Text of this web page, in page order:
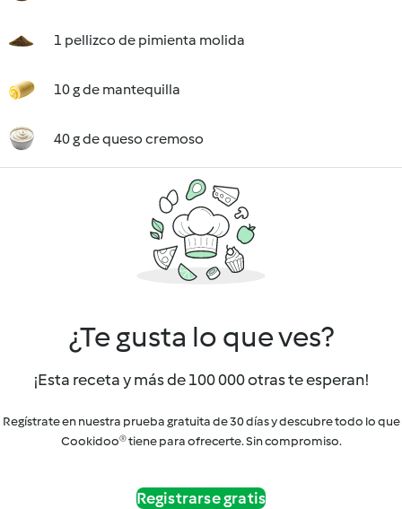
1 pellizco de pimienta molida
10 g de mantequilla
40 g de queso cremoso
¿Te gusta lo que ves?
¡Esta receta y más de 100 000 otras te esperan!
Regístrate en nuestra prueba gratuita de 30 días y descubre todo lo que
Cookidoo® tiene para ofrecerte. Sin compromiso.
Registrarse gratis